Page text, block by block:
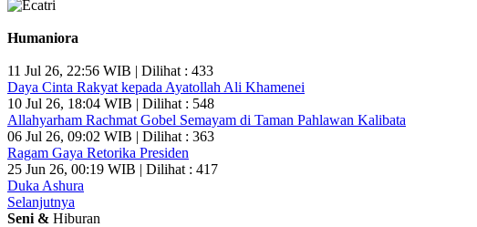
Humaniora
11 Jul 26, 22:56 WIB | Dilihat : 433
Daya Cinta Rakyat kepada Ayatollah Ali Khamenei
10 Jul 26, 18:04 WIB | Dilihat : 548
Allahyarham Rachmat Gobel Semayam di Taman Pahlawan Kalibata
06 Jul 26, 09:02 WIB | Dilihat : 363
Ragam Gaya Retorika Presiden
25 Jun 26, 00:19 WIB | Dilihat : 417
Duka Ashura
Selanjutnya
Seni & Hiburan